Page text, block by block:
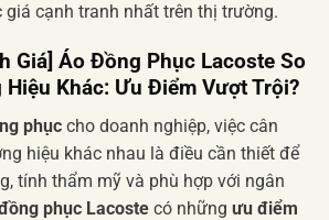
cạnh tranh nhất trên thị trường.
Giá] Áo Đồng Phục Lacoste So
Hiệu Khác: Ưu Điểm Vượt Trội?
phục cho doanh nghiệp, việc cân
hiệu khác nhau là điều cần thiết để
tính thẩm mỹ và phù hợp với ngân
phục Lacoste có những ưu điểm